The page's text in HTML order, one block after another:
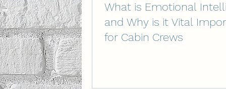
Wellbeing İlişki Yönetimi
What is Emotional
and Why is it Vital
for Cabin Crews